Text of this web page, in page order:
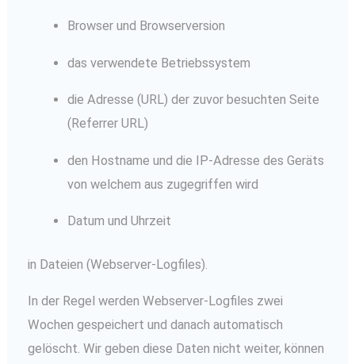
Browser und Browserversion
das verwendete Betriebssystem
die Adresse (URL) der zuvor besuchten Seite
(Referrer URL)
den Hostname und die IP-Adresse des Geräts
von welchem aus zugegriffen wird
Datum und Uhrzeit
in Dateien (Webserver-Logfiles).
In der Regel werden Webserver-Logfiles zwei
Wochen gespeichert und danach automatisch
gelöscht. Wir geben diese Daten nicht weiter, können